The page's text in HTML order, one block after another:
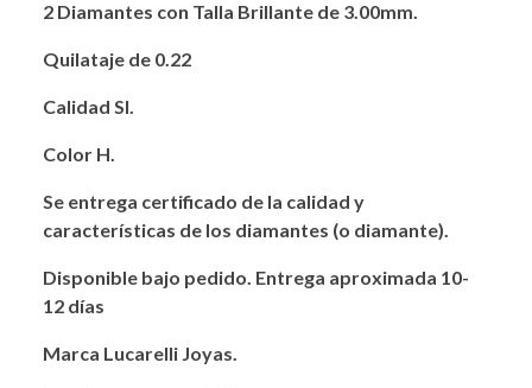
2 Diamantes con Talla Brillante de 3.00mm.
Quilataje de 0.22
Calidad SI.
Color H.
Se entrega certificado de la calidad y
características de los diamantes (o diamante).
Disponible bajo pedido. Entrega aproximada 10-
12 días
Marca Lucarelli Joyas.